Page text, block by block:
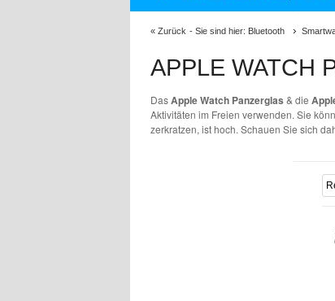
« Zurück - Sie sind hier: Bluetooth
APPLE WATCH
DasApple Watch Panzerglas & die
Aktivitäten im Freien verwenden. Sie
zerkratzen, ist hoch. Schauen Sie sich